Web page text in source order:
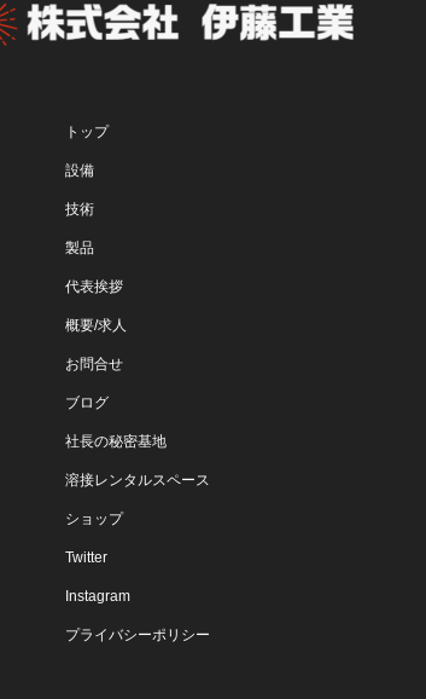
トップ
設備
技術
製品
代表挨拶
概要/求人
お問合せ
ブログ
社長の秘密基地
溶接レンタルスペース
ショップ
Twitter
Instagram
プライバシーポリシー